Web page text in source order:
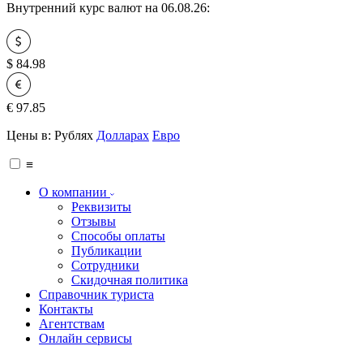
Внутренний курс валют на 06.08.26:
$ 84.98
€ 97.85
Цены в: Рублях Долларах Евро
≡
О компании
Реквизиты
Отзывы
Способы оплаты
Публикации
Сотрудники
Скидочная политика
Справочник туриста
Контакты
Агентствам
Онлайн сервисы